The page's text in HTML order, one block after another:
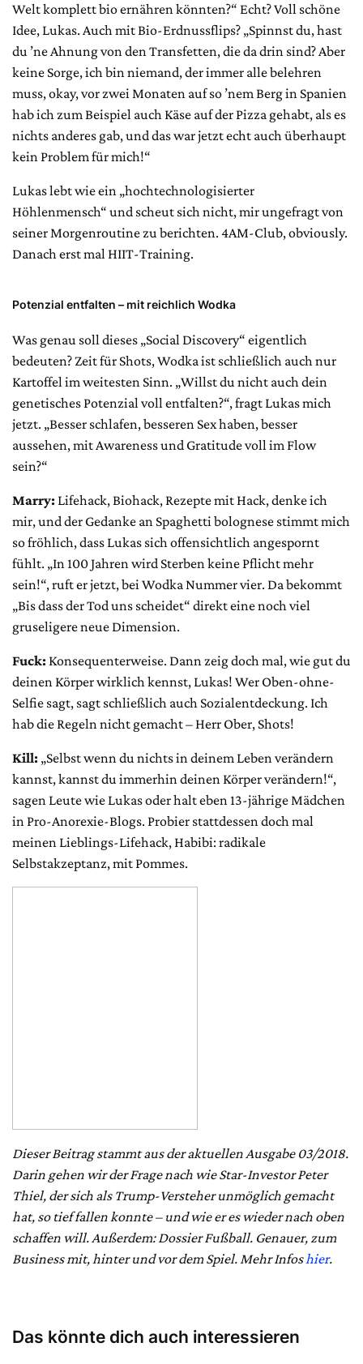
Welt komplett bio ernähren könnten?“ Echt? Voll schöne
Idee, Lukas. Auch mit Bio-Erdnussflips? „Spinnst du, hast
du ’ne Ahnung von den Transfetten, die da drin sind? Aber
keine Sorge, ich bin niemand, der immer alle belehren
muss, okay, vor zwei Monaten auf so ’nem Berg in Spanien
hab ich zum Beispiel auch Käse auf der Pizza gehabt, als es
nichts anderes gab, und das war jetzt echt auch überhaupt
kein Problem für mich!“
Lukas lebt wie ein „hochtechnologisierter
Höhlenmensch“ und scheut sich nicht, mir ungefragt von
seiner Morgenroutine zu berichten. 4AM-Club, obviously.
Danach erst mal HIIT-Training.
Potenzial entfalten – mit reichlich Wodka
Was genau soll dieses „Social Discovery“ eigentlich
bedeuten? Zeit für Shots, Wodka ist schließlich auch nur
Kartoffel im weitesten Sinn. „Willst du nicht auch dein
genetisches Potenzial voll entfalten?“, fragt Lukas mich
jetzt. „Besser schlafen, besseren Sex haben, besser
aussehen, mit Awareness und Gratitude voll im Flow
sein?“
Marry: Lifehack, Biohack, Rezepte mit Hack, denke ich
mir, und der Gedanke an Spaghetti bolognese stimmt mich
so fröhlich, dass Lukas sich offensichtlich angespornt
fühlt. „In 100 Jahren wird Sterben keine Pflicht mehr
sein!“, ruft er jetzt, bei Wodka Nummer vier. Da bekommt
„Bis dass der Tod uns scheidet“ direkt eine noch viel
gruseligere neue Dimension.
Fuck: Konsequenterweise. Dann zeig doch mal, wie gut du
deinen Körper wirklich kennst, Lukas! Wer Oben-ohne-
Selfie sagt, sagt schließlich auch Sozialentdeckung. Ich
hab die Regeln nicht gemacht – Herr Ober, Shots!
Kill: „Selbst wenn du nichts in deinem Leben verändern
kannst, kannst du immerhin deinen Körper verändern!“,
sagen Leute wie Lukas oder halt eben 13-jährige Mädchen
in Pro-Anorexie-Blogs. Probier stattdessen doch mal
meinen Lieblings-Lifehack, Habibi: radikale
Selbstakzeptanz, mit Pommes.
Dieser Beitrag stammt aus der aktuellen Ausgabe 03/2018.
Darin gehen wir der Frage nach wie Star-Investor Peter
Thiel, der sich als Trump-Versteher unmöglich gemacht
hat, so tief fallen konnte – und wie er es wieder nach oben
schaffen will. Außerdem: Dossier Fußball. Genauer, zum
Business mit, hinter und vor dem Spiel. Mehr Infoshier.
Das könnte dich auch interessieren